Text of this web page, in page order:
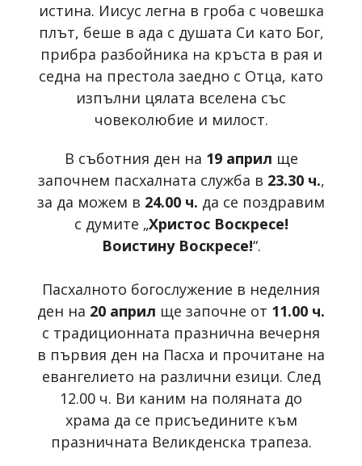
истина. Иисус легна в гроба с човешка
плът, беше в ада с душата Си като Бог,
прибра разбойника на кръста в рая и
седна на престола заедно с Отца, като
изпълни цялата вселена със
човеколюбие и милост.
В съботния ден на 19 април ще
започнем пасхалната служба в 23.30 ч.,
за да можем в 24.00 ч. да се поздравим
с думите „Христос Воскресе!
Воистину Воскресе!“.
Пасхалното богослужение в неделния
ден на 20 април ще започне от 11.00 ч.
с традиционната празнична вечерня
в първия ден на Пасха и прочитане на
евангелието на различни езици. След
12.00 ч. Ви каним на поляната до
храма да се присъедините към
празничната Великденска трапеза.